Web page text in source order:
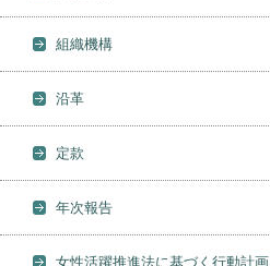
組織機構
沿革
定款
年次報告
女性活躍推進法に基づく行動計画